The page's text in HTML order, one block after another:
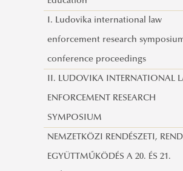
lebontásáról
Migrációs Konferencia 2021
I. Ludovika international law
enforcement research
conference proceedings
II. LUDOVIKA INTERNATIONAL
ENFORCEMENT RESEARCH
SYMPOSIUM
NEMZETKÖZI RENDÉSZETI,
EGYÜTTMŰKÖDÉS A 20. ÉS 21.